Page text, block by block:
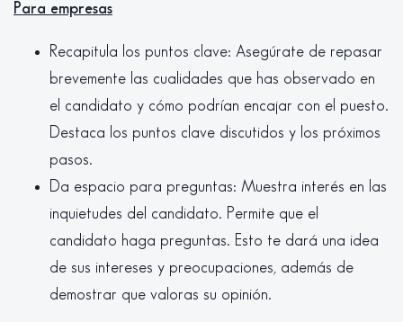
Para empresas
Recapitula los puntos clave: Asegúrate de repasar
brevemente las cualidades que has observado en
el candidato y cómo podrían encajar con el puesto.
Destaca los puntos clave discutidos y los próximos
pasos.
Da espacio para preguntas: Muestra interés en las
inquietudes del candidato. Permite que el
candidato haga preguntas. Esto te dará una idea
de sus intereses y preocupaciones, además de
demostrar que valoras su opinión.